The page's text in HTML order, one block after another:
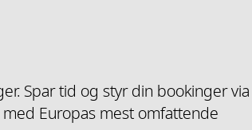
Spar tid og styr din bookinger
Europas mest omfattende